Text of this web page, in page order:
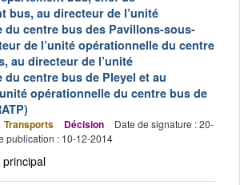
bus, au directeur de l’unité
du centre bus des Pavillons-sous-
de l’unité opérationnelle du centre
au directeur de l’unité
centre bus de Pleyel et au
opérationnelle du centre bus de
Transports Décision
Date de signature : 20-
publication : 10-12-2014
principal